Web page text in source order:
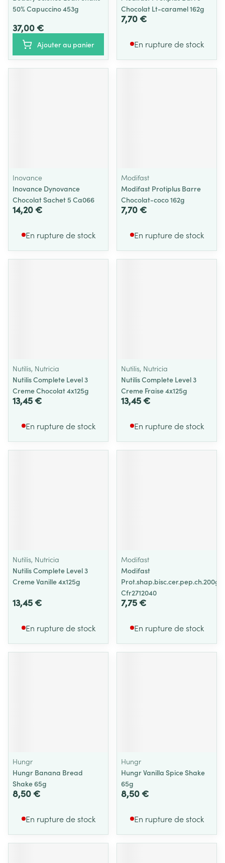
50% Capuccino 453g
37,00 €
Ajouter au panier
Chocolat Lt-caramel 162g
7,70 €
En rupture de stock
Inovance
Inovance Dynovance
Chocolat Sachet 5 Ca066
14,20 €
En rupture de stock
Modifast
Modifast Protiplus Barre
Chocolat-coco 162g
7,70 €
En rupture de stock
Nutilis, Nutricia
Nutilis Complete Level 3
Creme Chocolat 4x125g
13,45 €
En rupture de stock
Nutilis, Nutricia
Nutilis Complete Level 3
Creme Fraise 4x125g
13,45 €
En rupture de stock
Nutilis, Nutricia
Nutilis Complete Level 3
Creme Vanille 4x125g
13,45 €
En rupture de stock
Modifast
Modifast
Prot.shap.bisc.cer.pep.ch.200g
Cfr2712040
7,75 €
En rupture de stock
Hungr
Hungr Banana Bread
Shake 65g
8,50 €
En rupture de stock
Hungr
Hungr Vanilla Spice Shake
65g
8,50 €
En rupture de stock